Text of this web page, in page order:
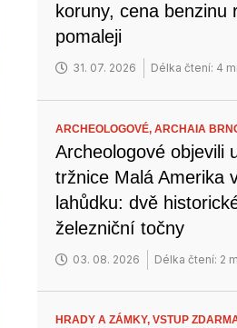
koruny, cena benzinu
pomaleji
31. 07. 2026 Délka čtení: 4
ARCHEOLOGOVÉ,ARCHAIA
Archeologové objevili
tržnice Malá Amerika
lahůdku: dvě
železniční točny
03. 08. 2026 Délka čtení: 2
HRADY A ZÁMKY,VSTUP